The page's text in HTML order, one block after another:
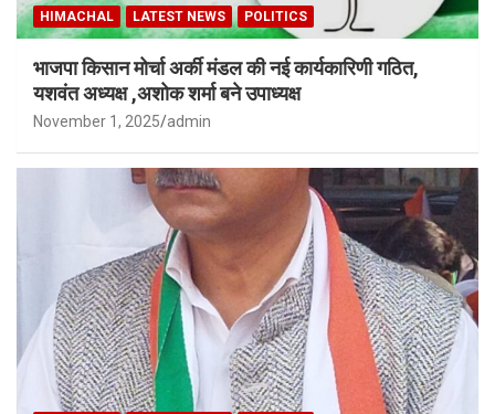
HIMACHAL LATEST NEWS POLITICS
भाजपा किसान मोर्चा अर्की मंडल की नई कार्यकारिणी गठित,
यशवंत अध्यक्ष ,अशोक शर्मा बने उपाध्यक्ष
November 1, 2025 admin